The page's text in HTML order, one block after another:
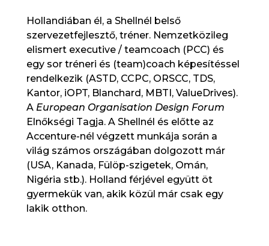
Hollandiában él, a Shellnél belső
szervezetfejlesztő, tréner. Nemzetközileg
elismert executive / teamcoach (PCC) és
egy sor tréneri és (team)coach képesítéssel
rendelkezik (ASTD, CCPC, ORSCC, TDS,
Kantor, iOPT, Blanchard, MBTI, ValueDrives).
A European Organisation Design Forum
Elnőkségi Tagja. A Shellnél és előtte az
Accenture-nél végzett munkája során a
világ számos országában dolgozott már
(USA, Kanada, Fülöp-szigetek, Omán,
Nigéria stb.). Holland férjével együtt öt
gyermekük van, akik közül már csak egy
lakik otthon.